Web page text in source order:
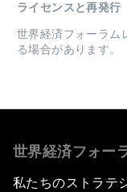
ライセンスと再発行
世界経済フォーラム
る場合があります。
世界経済フォー
私たちのストラテ